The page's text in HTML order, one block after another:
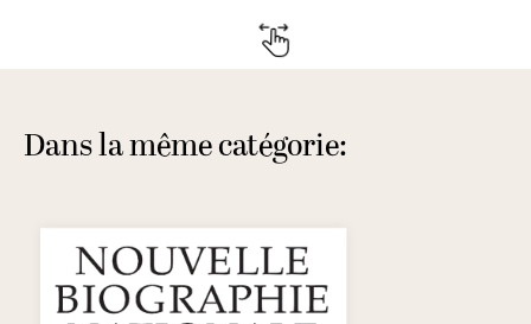
Dans la même catégorie: